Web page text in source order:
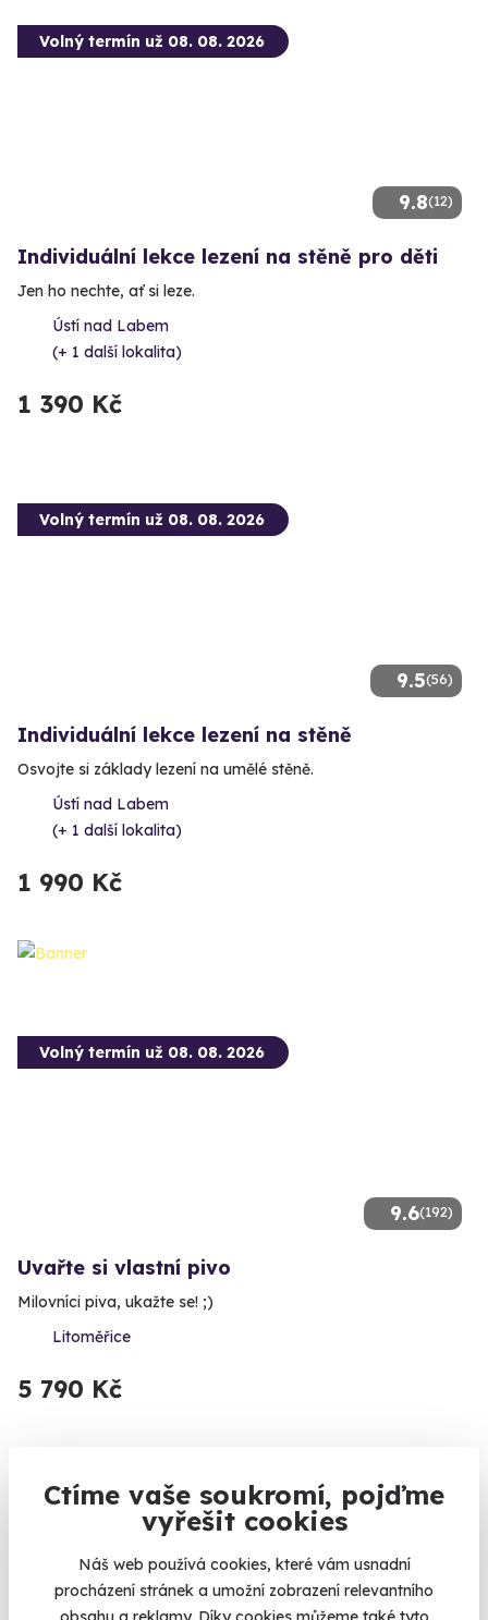
Ctíme vaše soukromí, pojďme
vyřešit cookies
Náš web používá cookies, které vám usnadní
procházení stránek a umožní zobrazení relevantního
9.8(12)
Volný termín už 08. 08. 2026
Individuální lekce lezení na stěně pro děti
Jen ho nechte, ať si leze.
Ústí nad Labem
(+ 1 další lokalita)
1 390 Kč
9.5(56)
Volný termín už 08. 08. 2026
Individuální lekce lezení na stěně
Osvojte si základy lezení na umělé stěně.
Ústí nad Labem
(+ 1 další lokalita)
1 990 Kč
9.6(192)
Volný termín už 08. 08. 2026
Uvařte si vlastní pivo
Milovníci piva, ukažte se! ;)
Litoměřice
5 790 Kč
Volný termín už 22. 08. 2026